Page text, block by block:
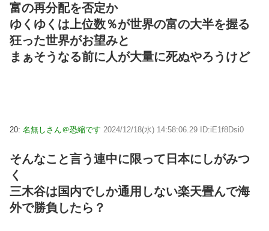
富の再分配を否定か
ゆくゆくは上位数％が世界の富の大半を握る
狂った世界がお望みと
まぁそうなる前に人が大量に死ぬやろうけど
20: 名無しさん＠恐縮です 2024/12/18(水) 14:58:06.29 ID:iE1f8Dsi0
そんなこと言う連中に限って日本にしがみつ
く
三木谷は国内でしか通用しない楽天畳んで海
外で勝負したら？